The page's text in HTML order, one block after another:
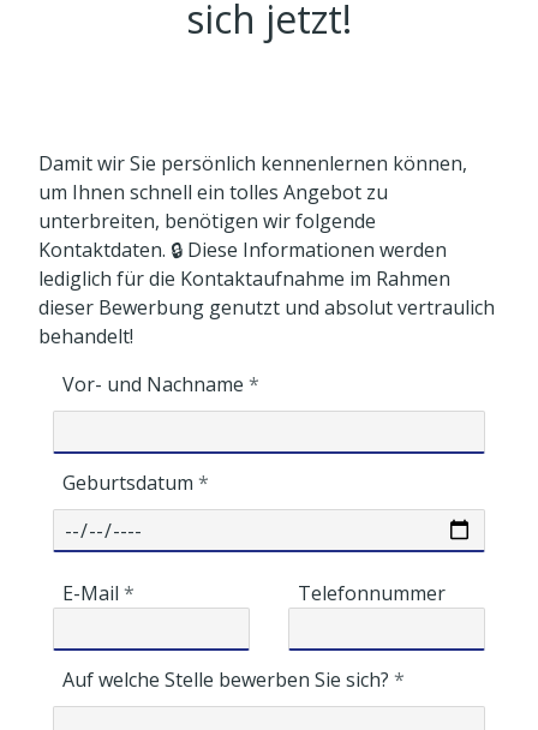
sich jetzt!
Damit wir Sie persönlich kennenlernen können,
um Ihnen schnell ein tolles Angebot zu
unterbreiten, benötigen wir folgende
Kontaktdaten. 🔒 Diese Informationen werden
lediglich für die Kontaktaufnahme im Rahmen
dieser Bewerbung genutzt und absolut vertraulich
behandelt!
Vor- und Nachname
Geburtsdatum
E-Mail Telefonnummer
Auf welche Stelle bewerben Sie sich?